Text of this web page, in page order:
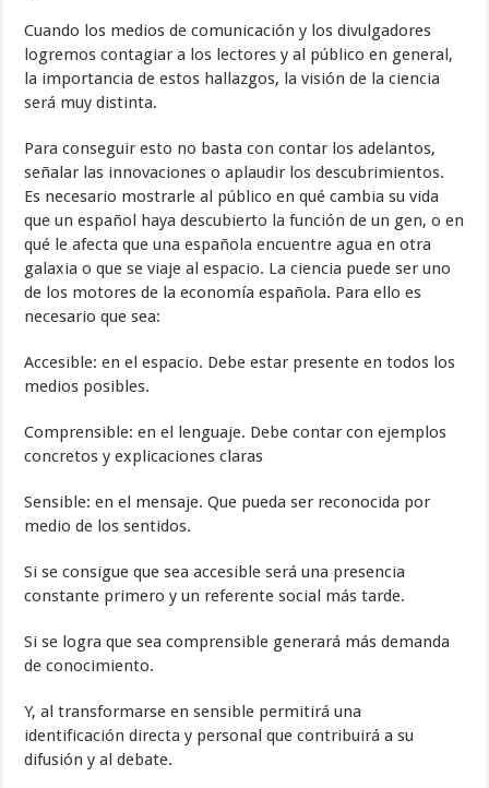
Cuando los medios de comunicación y los divulgadores
logremos contagiar a los lectores y al público en general,
la importancia de estos hallazgos, la visión de la ciencia
será muy distinta.
Para conseguir esto no basta con contar los adelantos,
señalar las innovaciones o aplaudir los descubrimientos.
Es necesario mostrarle al público en qué cambia su vida
que un español haya descubierto la función de un gen, o en
qué le afecta que una española encuentre agua en otra
galaxia o que se viaje al espacio. La ciencia puede ser uno
de los motores de la economía española. Para ello es
necesario que sea:
Accesible: en el espacio. Debe estar presente en todos los
medios posibles.
Comprensible: en el lenguaje. Debe contar con ejemplos
concretos y explicaciones claras
Sensible: en el mensaje. Que pueda ser reconocida por
medio de los sentidos.
Si se consigue que sea accesible será una presencia
constante primero y un referente social más tarde.
Si se logra que sea comprensible generará más demanda
de conocimiento.
Y, al transformarse en sensible permitirá una
identificación directa y personal que contribuirá a su
difusión y al debate.